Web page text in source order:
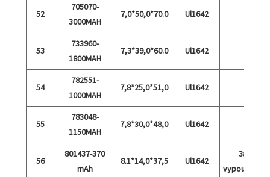
52
705070-
3000MAH
7,0*50,0*70.0 Ul1642
53
733960-
1800MAH
7,3*39,0*60.0 Ul1642
54
782551-
1000MAH
7,8*25,0*51,0 Ul1642
55
783048-
1150MAH
7,8*30,0*48,0 Ul1642
56
801437-370
mAh
8.1*14,0*37,5 Ul1642
3a
vypouštění